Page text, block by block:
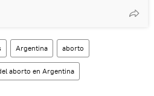
Argentina aborto
aborto en Argentina